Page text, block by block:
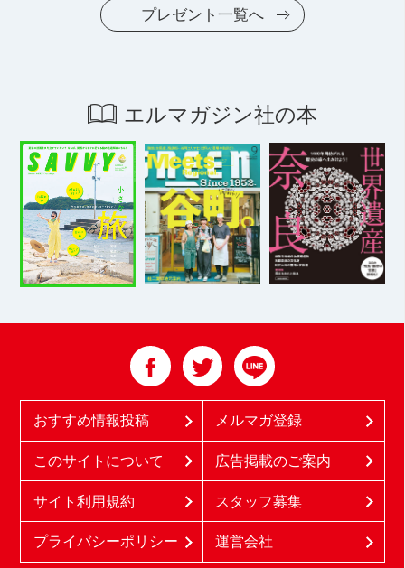
プレゼント一覧へ
エルマガジン社の本
おすすめ情報投稿 メルマガ登録
このサイトについて 広告掲載のご案内
サイト利用規約 スタッフ募集
プライバシーポリシー 運営会社